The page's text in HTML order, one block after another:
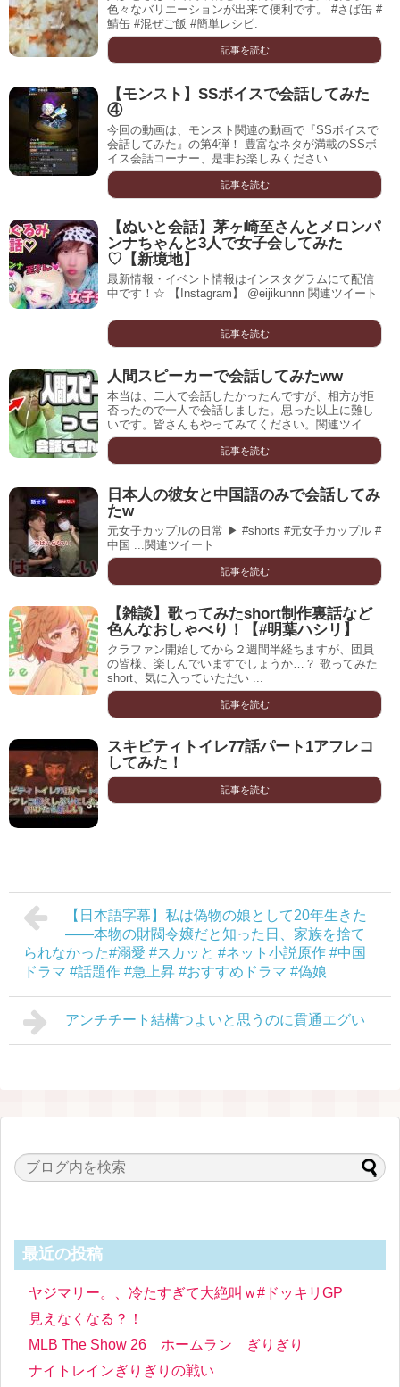
色々なバリエーションが出来て便利です。 #さば缶 #
鯖缶 #混ぜご飯 #簡単レシピ.
記事を読む
【モンスト】SSボイスで会話してみた
④
今回の動画は、モンスト関連の動画で『SSボイスで
会話してみた』の第4弾！ 豊富なネタが満載のSSボ
イス会話コーナー、是非お楽しみください...
記事を読む
【ぬいと会話】茅ヶ崎至さんとメロンパ
ンナちゃんと3人で女子会してみた
♡【新境地】
最新情報・イベント情報はインスタグラムにて配信
中です！☆ 【Instagram】 @eijikunnn 関連ツイート
...
記事を読む
人間スピーカーで会話してみたww
本当は、二人で会話したかったんですが、相方が拒
否ったので一人で会話しました。思った以上に難し
いです。皆さんもやってみてください。関連ツイ...
記事を読む
日本人の彼女と中国語のみで会話してみ
たw
元女子カップルの日常 ▶︎ #shorts #元女子カップル #
中国 ...関連ツイート
記事を読む
【雑談】歌ってみたshort制作裏話など
色んなおしゃべり！【#明葉ハシリ】
クラファン開始してから２週間半経ちますが、団員
の皆様、楽しんでいますでしょうか…？ 歌ってみた
short、気に入っていただい ...
記事を読む
スキビティトイレ77話パート1アフレコ
してみた！
記事を読む
【日本語字幕】私は偽物の娘として20年生きた
――本物の財閥令嬢だと知った日、家族を捨て
られなかった#溺愛 #スカッと #ネット小説原作 #中国
ドラマ #話題作 #急上昇 #おすすめドラマ #偽娘
アンチチート結構つよいと思うのに貫通エグい
最近の投稿
ヤジマリー。、冷たすぎて大絶叫ｗ#ドッキリGP
見えなくなる？！
MLB The Show 26 ホームラン ぎりぎり
ナイトレインぎりぎりの戦い